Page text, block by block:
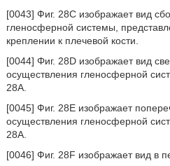
[0043] Фиг. 28С изображает вид
гленосферной системы,
креплении к плечевой кости.
[0044] Φиг. 28D изображает вид
осуществления гленосферной
28А.
[0045] Фиг. 28Е изображает
осуществления гленосферной
28А.
[0046] Фиг. 28F изображает вид в